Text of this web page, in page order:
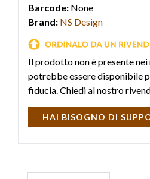
Barcode: None
Brand: NS Design
Il prodotto non è presente
potrebbe essere disponibile
fiducia. Chiedi al nostro
HAI BISOGNO DI